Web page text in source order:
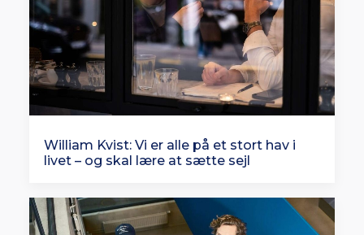
William Kvist: Vi er alle på et stort hav i
livet – og skal lære at sætte sejl